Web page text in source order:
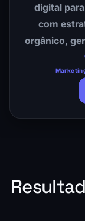
digital
com
orgânico,